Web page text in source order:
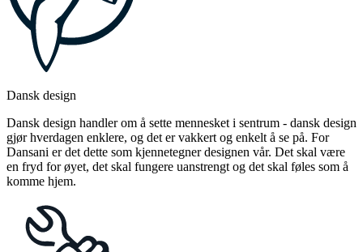
Dansk design
Dansk design handler om å sette mennesket i sentrum - dansk design
gjør hverdagen enklere, og det er vakkert og enkelt å se på. For
Dansani er det dette som kjennetegner designen vår. Det skal være
en fryd for øyet, det skal fungere uanstrengt og det skal føles som å
komme hjem.